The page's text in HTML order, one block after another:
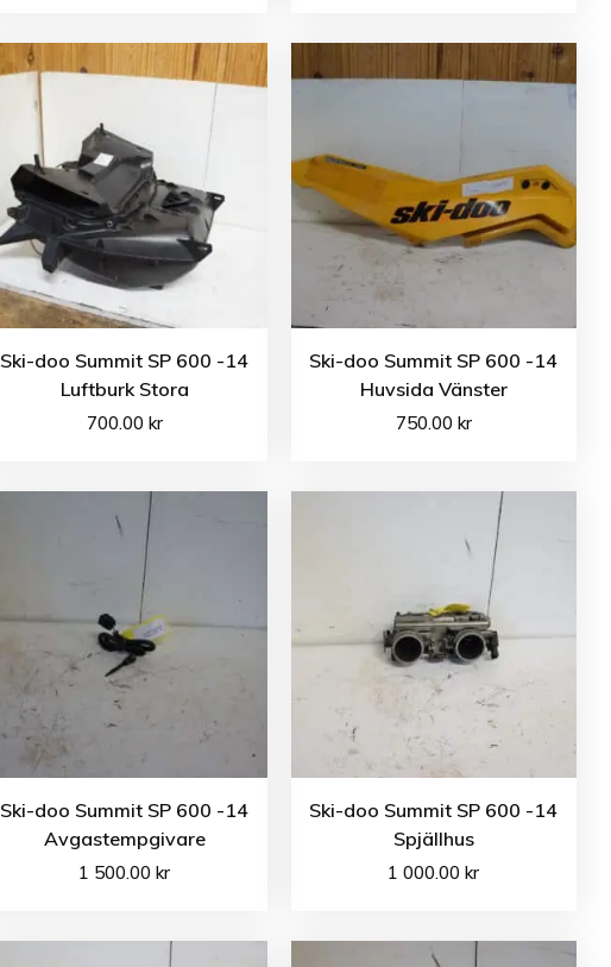
Ski-doo Summit SP 600 -14
Luftburk Stora
700.00 kr
Ski-doo Summit SP 600 -14
Huvsida Vänster
750.00 kr
Ski-doo Summit SP 600 -14
Avgastempgivare
1 500.00kr
Ski-doo Summit SP 600 -14
Spjällhus
1 000.00kr